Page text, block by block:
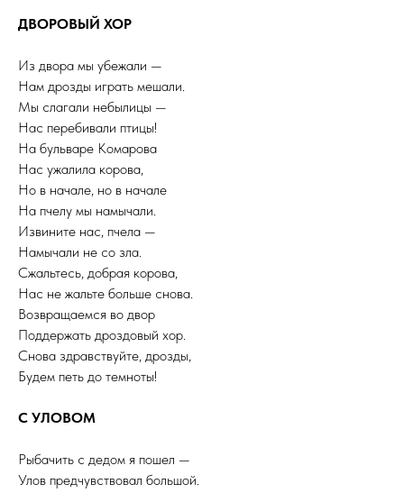
ДВОРОВЫЙ ХОР
Из двора мы убежали —
Нам дрозды играть мешали.
Мы слагали небылицы —
Нас перебивали птицы!
На бульваре Комарова
Нас ужалила корова,
Но в начале, но в начале
На пчелу мы намычали.
Извините нас, пчела —
Намычали не со зла.
Сжальтесь, добрая корова,
Нас не жальте больше снова.
Возвращаемся во двор
Поддержать дроздовый хор.
Снова здравствуйте, дрозды,
Будем петь до темноты!
С УЛОВОМ
Рыбачить с дедом я пошел —
Улов предчувствовал большой.